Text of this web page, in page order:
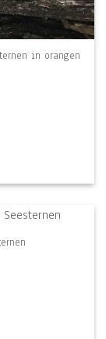
in orangen